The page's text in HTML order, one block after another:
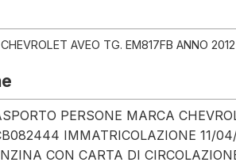
AVEO TG. EM817FB ANNO 2012
PERSONE MARCA
IMMATRICOLAZIONE 11/
CON CARTA DI